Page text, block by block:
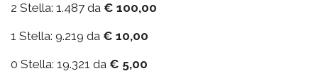
2 Stella: 1.487 da € 100,00
1 Stella: 9.219 da € 10,00
0 Stella: 19.321 da € 5,00